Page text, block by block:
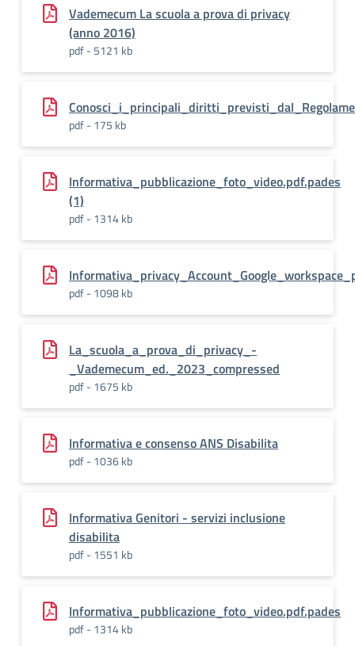
Vademecum La scuola a prova di privacy
(anno 2016)
pdf - 5121 kb
pdf - 175 kb
Informativa_pubblicazione_foto_video.pdf.pades
(1)
pdf - 1314 kb
pdf - 1098 kb
La_scuola_a_prova_di_privacy_-
_Vademecum_ed._2023_compressed
pdf - 1675 kb
Informativa e consenso ANS Disabilita
pdf - 1036 kb
Informativa Genitori - servizi inclusione
disabilita
pdf - 1551 kb
Informativa_pubblicazione_foto_video.pdf.pades
pdf - 1314 kb